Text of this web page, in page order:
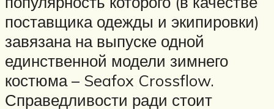
поставщика одежды и экипировки)
завязана на выпуске одной
единственной модели зимнего
костюма – Seafox Crossflow.
Справедливости ради стоит